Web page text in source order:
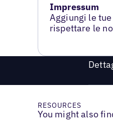
Impressum
Aggiungi le
rispettare le
RESOURCES
You might also